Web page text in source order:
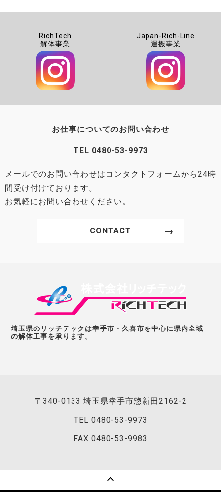
RichTech
解体事業
Japan-Rich-Line
運搬事業
お仕事についてのお問い合わせ
TEL 0480-53-9973
メールでのお問い合わせはコンタクトフォームから24時
間受け付けております。
お気軽にお問い合わせください。
CONTACT
埼玉県のリッチテックは幸手市・久喜市を中心に県内全域
の解体工事を承ります。
〒340-0133 埼玉県幸手市惣新田2162-2
TEL 0480-53-9973
FAX 0480-53-9983